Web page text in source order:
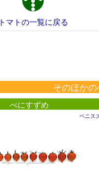
トマトの一覧に戻る
そのほか
べにすずめ
ベニス